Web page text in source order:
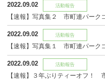
2022.09.02 活動報告
【速報】写真集２ 市町連パーク
2022.09.02 活動報告
【速報】写真集１ 市町連パーク
2022.09.02 活動報告
【速報】３年ぶりティーオフ！